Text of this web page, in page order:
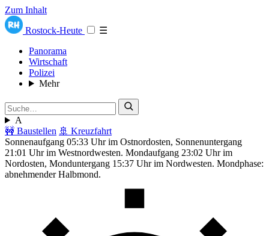
Zum Inhalt
Rostock-Heute
☰
Panorama
Wirtschaft
Polizei
Mehr
A
🚧 Baustellen 🚢 Kreuzfahrt
Sonnenaufgang 05:33 Uhr im Ostnordosten, Sonnenuntergang
21:01 Uhr im Westnordwesten. Mondaufgang 23:02 Uhr im
Nordosten, Monduntergang 15:37 Uhr im Nordwesten. Mondphase:
abnehmender Halbmond.